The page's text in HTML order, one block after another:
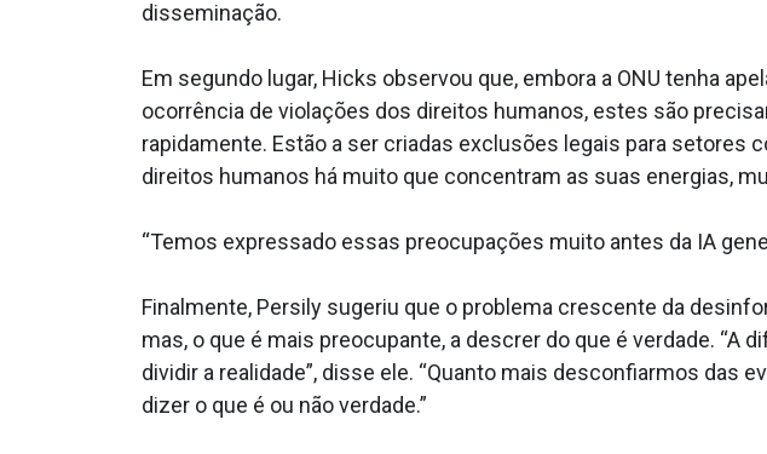
disseminação.
Em segundo lugar, Hicks observou que, embora a ONU tenha
ocorrência de violações dos direitos humanos, estes são
rapidamente. Estão a ser criadas exclusões legais para setores
direitos humanos há muito que concentram as suas energias,
“Temos expressado essas preocupações muito antes da IA
Finalmente, Persily sugeriu que o problema crescente da
mas, o que é mais preocupante, a descrer do que é verdade.
dividir a realidade”, disse ele. “Quanto mais desconfiarmos das
dizer o que é ou não verdade.”